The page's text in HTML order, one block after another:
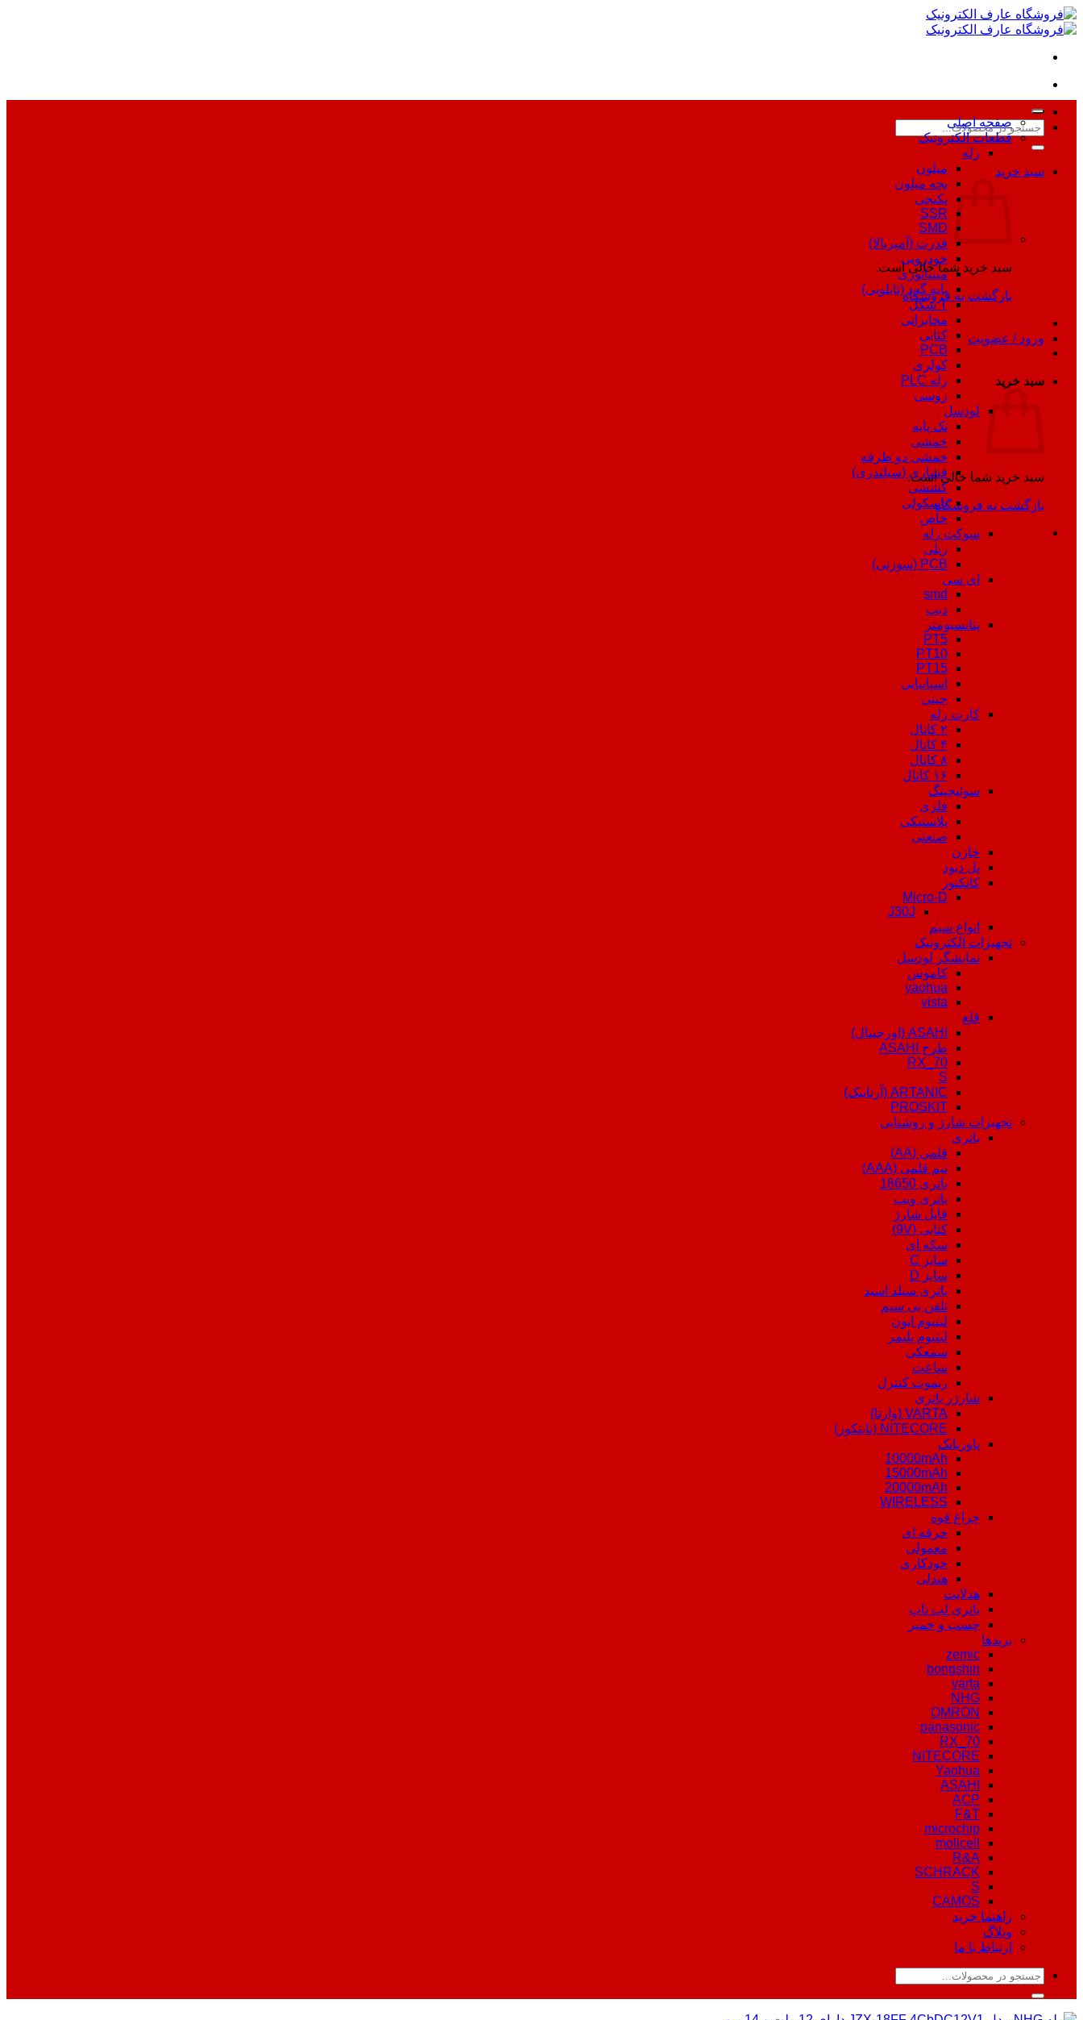
Skip
to
content
جستجو
برای:
سبد خرید
سبد خرید شما خالی است.
بازگشت به فروشگاه
ورود / عضویت
سبد خرید
سبد خرید شما خالی است.
بازگشت به فروشگاه
صفحه اصلی
قطعات الکترونیک
رله
میلون
بچه میلون
پکیجی
SSR
SMD
قدرت (آمپربالا)
خودرویی
مینیاتوری
پایه گرد (تابلویی)
T شکل
مخابراتی
کتابی
PCB
کولری
رله PLC
روسی
لودسل
تک پایه
خمشی
خمشی دو طرفه
فشاری (سیلندری)
کششی
باسکولی
خاص
سوکت رله
ریلی
PCB (سوزنی)
ای سی
smd
دیپ
پتانسیومتر
PT5
PT10
PT15
اسپانیایی
چینی
کارت رله
۲ کانال
۴ کانال
۸ کانال
۱۶ کانال
سوئیچینگ
فلزی
پلاستیکی
صنعتی
خازن
پل دیود
کانکتور
Micro-D
J30J
انواع سیم
تجهیزات الکترونیک
نمایشگر لودسل
کاموس
yaohua
vista
قلع
ASAHI (اورجینال)
طرح ASAHI
RX_70
S
ARTANIC (آرتانیک)
PROSKIT
تجهیزات شارژ و روشنایی
باتری
قلمی (AA)
نیم قلمی (AAA)
باتری 18650
باتری ویپ
قابل شارژ
کتابی (9V)
سکه ای
سایز C
سایز D
باتری سیلد اسید
تلفن بی سیم
لیتیوم ایون
لیتیوم پلیمر
سمعکی
ساعت
ریموت کنترل
شارژر باتری
VARTA (وارتا)
NITECORE (نایتکور)
پاوربانک
10000mAh
15000mAh
20000mAh
WIRELESS
چراغ قوه
حرفه ای
معمولی
خودکاری
هندلی
هدلایت
باتری لپ تاپ
چسب و خمیر
برندها
zemic
bongshin
varta
NHG
OMRON
panasonic
RX_70
NITECORE
Yaohua
ASAHI
ACP
F&T
microchip
molicell
R&A
SCHRACK
S
CAMOS
راهنما خرید
وبلاگ
ارتباط با ما
جستجو